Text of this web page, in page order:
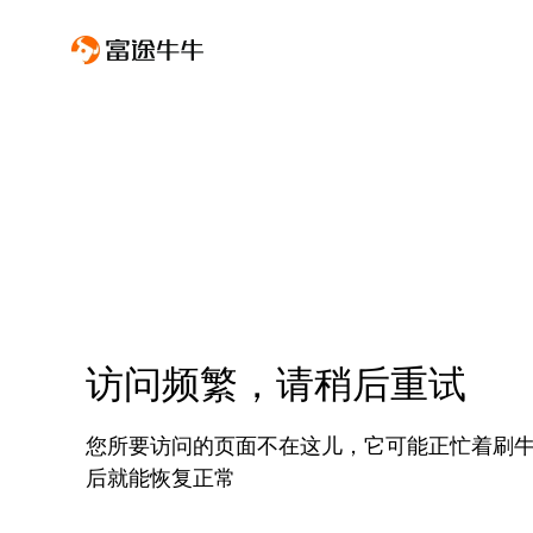
访问频繁，请稍后重试
您所要访问的页面不在这儿，它可能正忙着刷
后就能恢复正常